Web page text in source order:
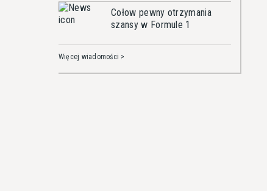
Cołow pewny otrzymania
szansy w Formule 1
Więcej wiadomości >